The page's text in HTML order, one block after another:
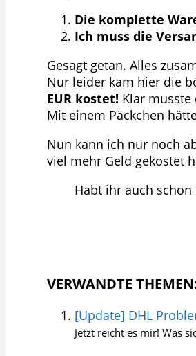
Die komplette
Ich muss die
Gesagt getan. Alles
Nur leider kam hier die
EUR kostet! Klar musste
Mit einem Päckchen
Nun kann ich nur noch
viel mehr Geld gekostet
Habt ihr auch
VERWANDTE
[Update] DHL
Jetzt reicht es mir! Was